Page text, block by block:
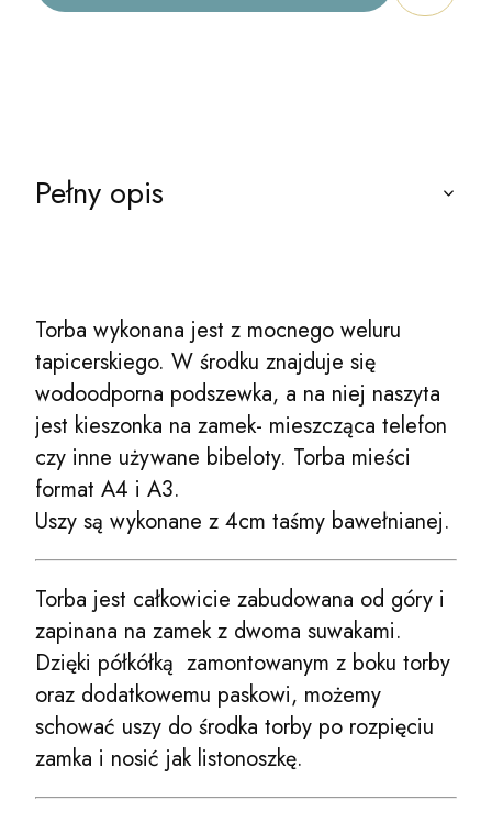
Pełny opis
Torba wykonana jest z mocnego weluru
tapicerskiego. W środku znajduje się
wodoodporna podszewka, a na niej naszyta
jest kieszonka na zamek- mieszcząca telefon
czy inne używane bibeloty. Torba mieści
format A4 i A3.
Uszy są wykonane z 4cm taśmy bawełnianej.
Torba jest całkowicie zabudowana od góry i
zapinana na zamek z dwoma suwakami.
Dzięki półkółką zamontowanym z boku torby
oraz dodatkowemu paskowi, możemy
schować uszy do środka torby po rozpięciu
zamka i nosić jak listonoszkę.